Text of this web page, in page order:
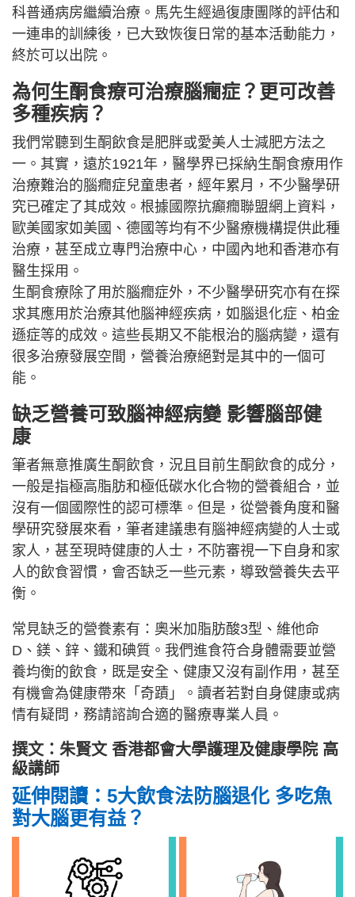
科普通病房繼續治療。馬先生經過復康團隊的評估和
一連串的訓練後，已大致恢復日常的基本活動能力，
終於可以出院。
為何生酮食療可治療腦癇症？更可改善
多種疾病？
我們常聽到生酮飲食是肥胖或愛美人士減肥方法之
一。其實，遠於1921年，醫學界已採納生酮食療用作
治療難治的腦癇症兒童患者，經年累月，不少醫學研
究已確定了其成效。根據國際抗癲癇聯盟網上資料，
歐美國家如美國、德國等均有不少醫療機構提供此種
治療，甚至成立專門治療中心，中國內地和香港亦有
醫生採用。
生酮食療除了用於腦癇症外，不少醫學研究亦有在探
求其應用於治療其他腦神經疾病，如腦退化症、柏金
遜症等的成效。這些長期又不能根治的腦病變，還有
很多治療發展空間，營養治療絕對是其中的一個可
能。
缺乏營養可致腦神經病變 影響腦部健
康
筆者無意推廣生酮飲食，況且目前生酮飲食的成分，
一般是指極高脂肪和極低碳水化合物的營養組合，並
沒有一個國際性的認可標準。但是，從營養角度和醫
學研究發展來看，筆者建議患有腦神經病變的人士或
家人，甚至現時健康的人士，不防審視一下自身和家
人的飲食習慣，會否缺乏一些元素，導致營養失去平
衡。
常見缺乏的營飬素有：奧米加脂肪酸3型、維他命
D、鎂、鋅、鐵和碘質。我們進食符合身體需要並營
養均衡的飲食，既是安全、健康又沒有副作用，甚至
有機會為健康帶來「奇蹟」。讀者若對自身健康或病
情有疑問，務請諮詢合適的醫療專業人員。
撰文：朱賢文 香港都會大學護理及健康學院 高
級講師
延伸閱讀：5大飲食法防腦退化 多吃魚
對大腦更有益？